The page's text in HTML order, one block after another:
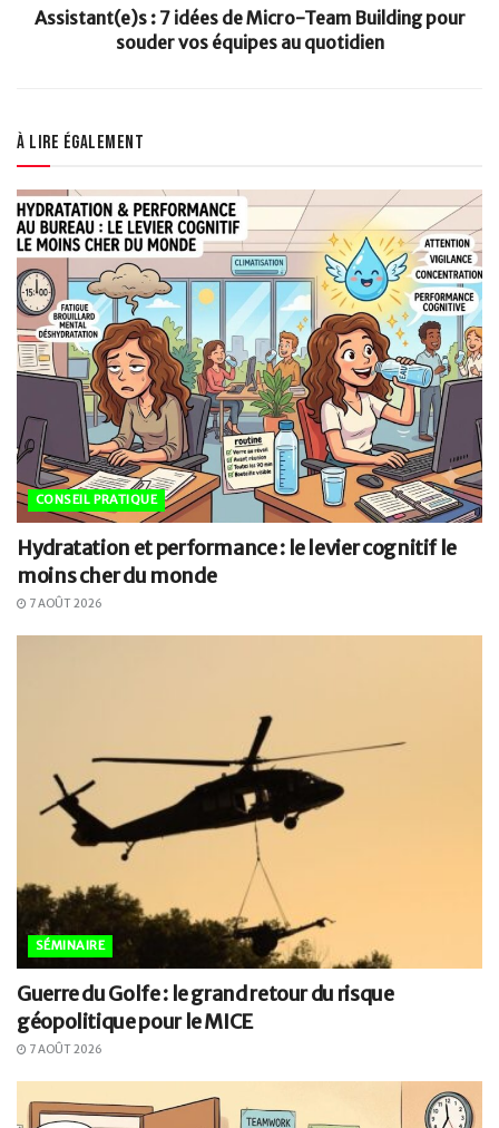
Assistant(e)s : 7 idées de Micro-Team Building pour
souder vos équipes au quotidien
À lire également
CONSEIL PRATIQUE
Hydratation et performance : le levier cognitif le
moins cher du monde
7 AOÛT 2026
SÉMINAIRE
Guerre du Golfe : le grand retour du risque
géopolitique pour le MICE
7 AOÛT 2026